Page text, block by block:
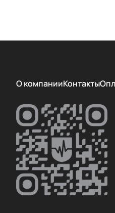
MEDCAPTAIN
Medmos
Mindray
MIR
Philips
Resmed
О компанииКонтакты